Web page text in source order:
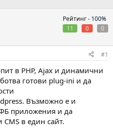
Рейтинг - 100%
11
0 0
#1
в PHP, Ajax и динамични
готови plug-ini и да
Възможно е и
приложения и да
в един сайт.